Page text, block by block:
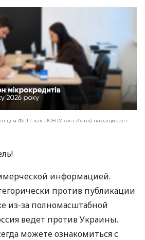
для ФЛП: как UGB (Укргазбанк) наращивает
информацией.
против публикации
из-за полномасштабной
ведет против Украины.
можете ознакомиться с